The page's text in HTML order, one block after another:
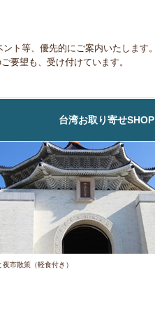
ト等、優先的にご案内いたします。
要望も、受け付けています。
台湾お取り寄せSHOP
市散策（軽食付き）